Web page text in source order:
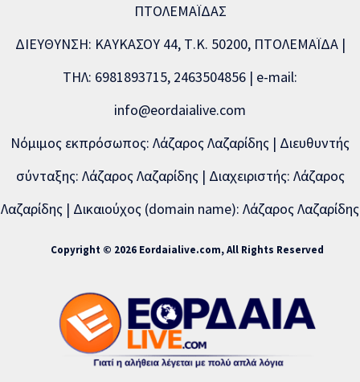
ΠΤΟΛΕΜΑΪΔΑΣ
ΔΙΕΥΘΥΝΣΗ: ΚΑΥΚΑΣΟΥ 44, Τ.Κ. 50200, ΠΤΟΛΕΜΑΪΔΑ |
ΤΗΛ: 6981893715, 2463504856 | e-mail:
info@eordaialive.com
Νόμιμος εκπρόσωπος: Λάζαρος Λαζαρίδης | Διευθυντής
σύνταξης: Λάζαρος Λαζαρίδης | Διαχειριστής: Λάζαρος
Λαζαρίδης | Δικαιούχος (domain name): Λάζαρος Λαζαρίδης
Copyright © 2026 Eordaialive.com, All Rights Reserved